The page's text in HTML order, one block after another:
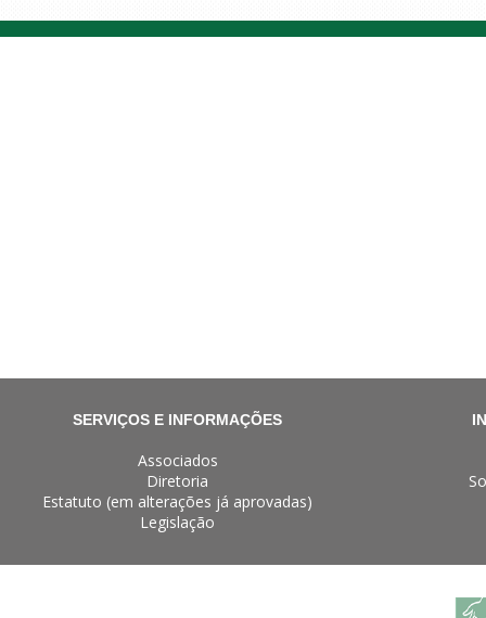
SERVIÇOS E INFORMAÇÕES
Associados
Diretoria
Estatuto (em alterações já aprovadas)
Legislação